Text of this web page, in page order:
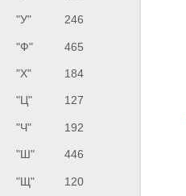
"У" 246
"Ф" 465
"Х" 184
"Ц" 127
"Ч" 192
"Ш" 446
"Щ" 120